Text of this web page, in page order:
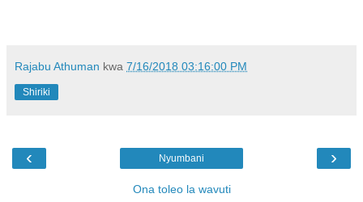
Rajabu Athuman kwa 7/16/2018 03:16:00 PM
Shiriki
‹ ›
Nyumbani
Ona toleo la wavuti